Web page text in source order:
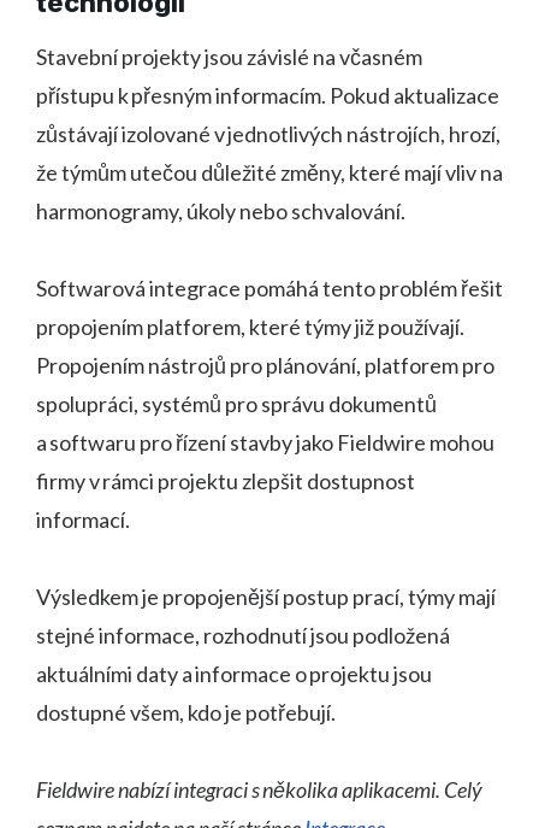
Stavební projekty jsou závislé na včasném
přístupu k přesným informacím. Pokud aktualizace
zůstávají izolované v jednotlivých nástrojích, hrozí,
že týmům utečou důležité změny, které mají vliv na
harmonogramy, úkoly nebo schvalování.
Softwarová integrace pomáhá tento problém řešit
propojením platforem, které týmy již používají.
Propojením nástrojů pro plánování, platforem pro
spolupráci, systémů pro správu dokumentů
a softwaru pro řízení stavby jako Fieldwire mohou
firmy v rámci projektu zlepšit dostupnost
informací.
Výsledkem je propojenější postup prací, týmy mají
stejné informace, rozhodnutí jsou podložená
aktuálními daty a informace o projektu jsou
dostupné všem, kdo je potřebují.
Fieldwire nabízí integraci s několika aplikacemi. Celý